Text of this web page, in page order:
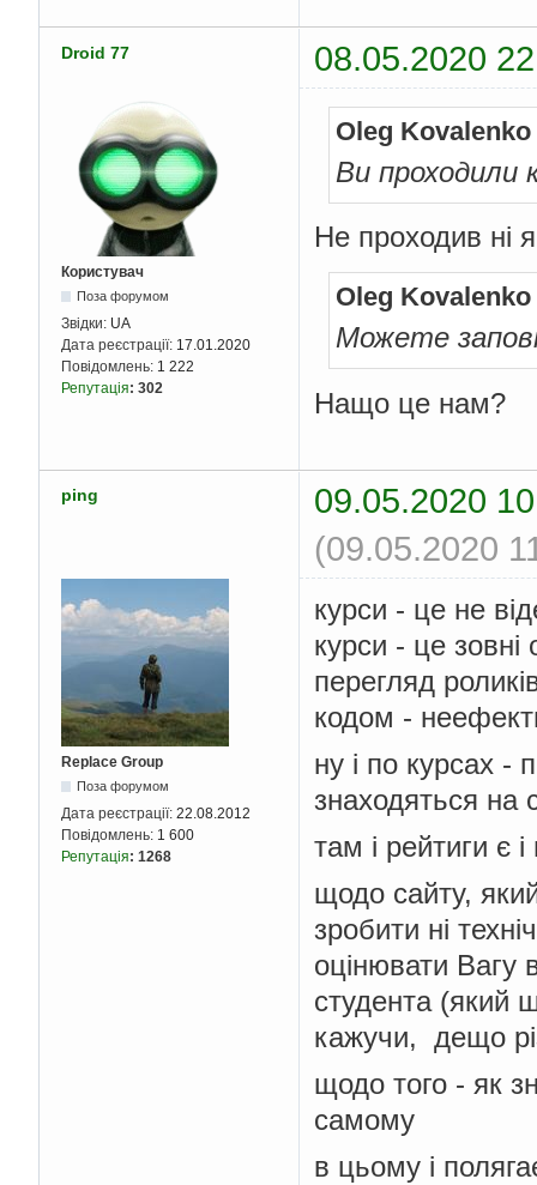
Droid 77 08.05.2020
Користувач
Поза форумом
Звідки: UA
Дата реєстрації: 17.01.2020
Повідомлень: 1 222
Репутація: 302
Oleg
Ви проходили
Не проходив ні
Oleg
Можете
Нащо це нам?
ping
09.05.2020
(09.05.2020
Replace Group
Поза форумом
Дата реєстрації: 22.08.2012
Повідомлень: 1 600
Репутація: 1268
курси - це не
курси - це
перегляд
кодом -
ну і по курсах
знаходяться на
там і рейтиги є і
щодо сайту,
зробити ні
оцінювати Вагу
студента (який
кажучи, дещо
щодо того - як
самому
в цьому і